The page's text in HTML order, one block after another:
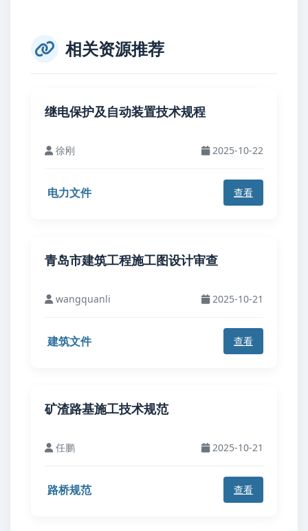
相关资源推荐
继电保护及自动装置技术规程
徐刚 2025-10-22
电力文件 查看
青岛市建筑工程施工图设计审查
wangquanli 2025-10-21
建筑文件 查看
矿渣路基施工技术规范
任鹏 2025-10-21
路桥规范 查看